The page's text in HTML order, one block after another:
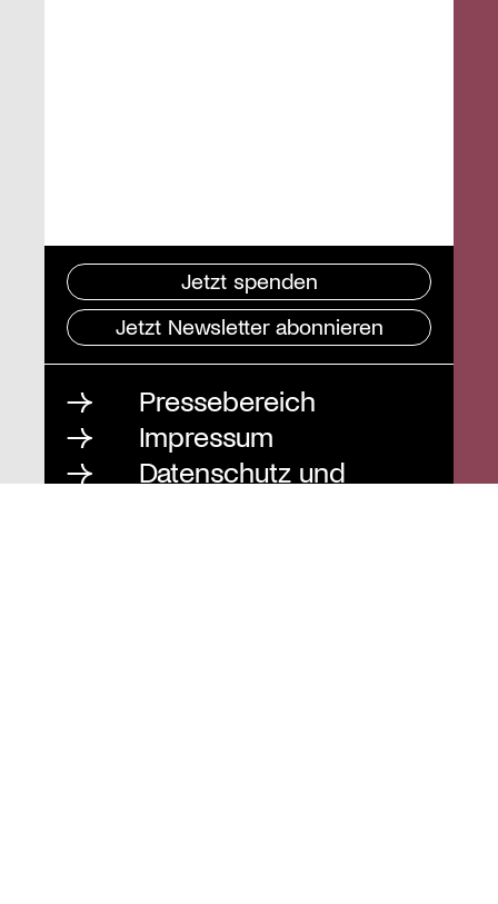
Jetzt spenden
Jetzt Newsletter abonnieren
Pressebereich
Impressum
Datenschutz und